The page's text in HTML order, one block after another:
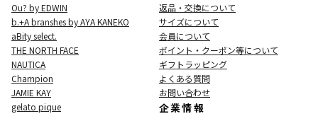
Ou? by EDWIN
b.+A branshes by AYA KANEKO
aBity select.
THE NORTH FACE
NAUTICA
Champion
JAMIE KAY
gelato pique
返品・交換について
サイズについて
会員について
ポイント・クーポン等について
ギフトラッピング
よくある質問
お問い合わせ
企業情報